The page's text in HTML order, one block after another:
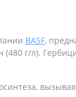
BASF,
г/л).